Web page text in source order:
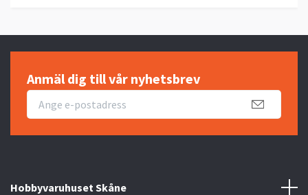
Anmäl dig till vår nyhetsbrev
Hobbyvaruhuset Skåne